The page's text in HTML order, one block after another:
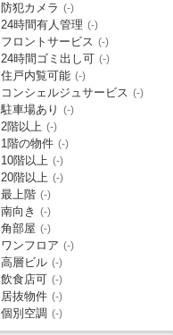
防犯カメラ (-)
24時間有人管理 (-)
フロントサービス (-)
24時間ゴミ出し可 (-)
住戸内覧可能 (-)
コンシェルジュサービス (-)
駐車場あり (-)
2階以上 (-)
1階の物件 (-)
10階以上 (-)
20階以上 (-)
最上階 (-)
南向き (-)
角部屋 (-)
ワンフロア (-)
高層ビル (-)
飲食店可 (-)
居抜物件 (-)
個別空調 (-)